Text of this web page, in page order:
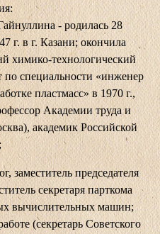
- родилась 28
г. в г. Казани; окончила
химико-технологический
по специальности «инженер
пластмасс» в 1970 г.,
Академии труда и
академик Российской
заместитель председателя
секретаря парткома
вычислительных машин;
(секретарь Советского